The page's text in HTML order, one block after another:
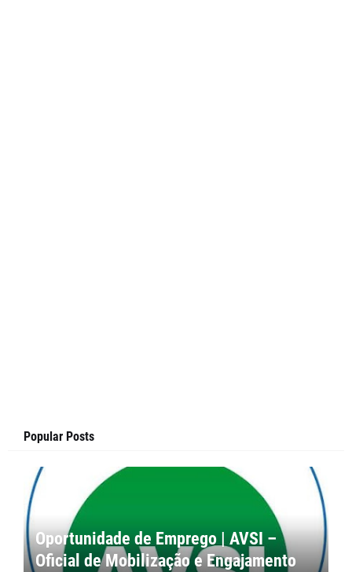
Popular Posts
Oportunidade de Emprego | AVSI –
Oficial de Mobilização e Engajamento